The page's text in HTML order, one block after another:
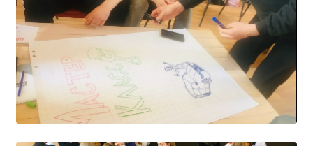
Работа педагога-психолога
Студенческий совет
Студенческий спортивный клуб
МЕТОДИЧЕСКАЯ РАБОТА
В помощь педагогам и мастерам ПО